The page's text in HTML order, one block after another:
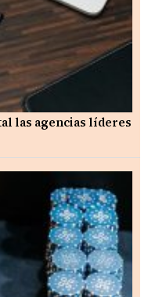
las agencias líderes